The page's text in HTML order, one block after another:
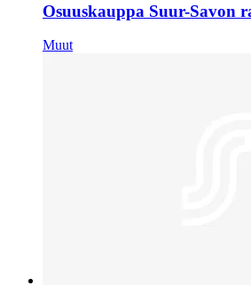
Osuuskauppa Suur-Savon
Muut